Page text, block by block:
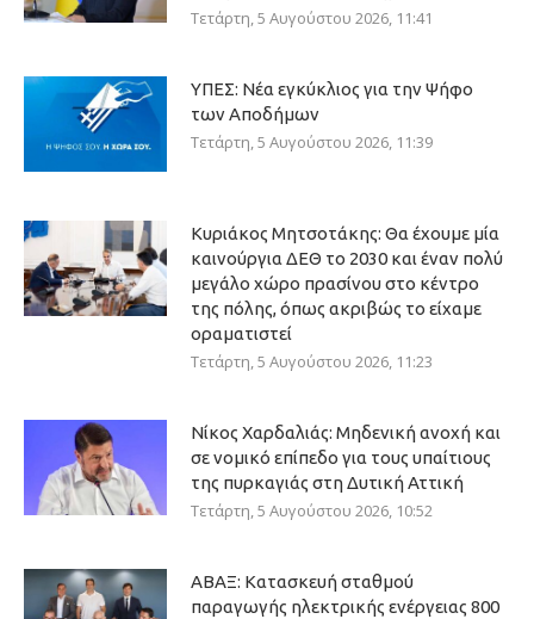
Τετάρτη, 5 Αυγούστου 2026, 11:41
ΥΠΕΣ: Νέα εγκύκλιος για την Ψήφο
των Αποδήμων
Τετάρτη, 5 Αυγούστου 2026, 11:39
Κυριάκος Μητσοτάκης: Θα έχουμε μία
καινούργια ΔΕΘ το 2030 και έναν πολύ
μεγάλο χώρο πρασίνου στο κέντρο
της πόλης, όπως ακριβώς το είχαμε
οραματιστεί
Τετάρτη, 5 Αυγούστου 2026, 11:23
Νίκος Χαρδαλιάς: Μηδενική ανοχή και
σε νομικό επίπεδο για τους υπαίτιους
της πυρκαγιάς στη Δυτική Αττική
Τετάρτη, 5 Αυγούστου 2026, 10:52
ΑΒΑΞ: Κατασκευή σταθμού
παραγωγής ηλεκτρικής ενέργειας 800